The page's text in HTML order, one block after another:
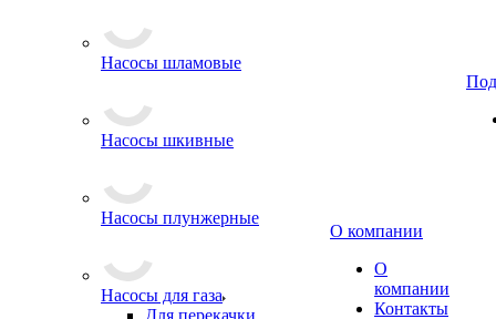
Насосы шламовые
Насосы шкивные
Насосы плунжерные
Насосы для газа
Для перекачки
О компании
О
компании
Контакты